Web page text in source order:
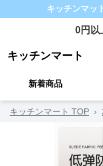
キッチンマッ
0円以
キッチンマート
新着商品
キッチンマート TOP ›